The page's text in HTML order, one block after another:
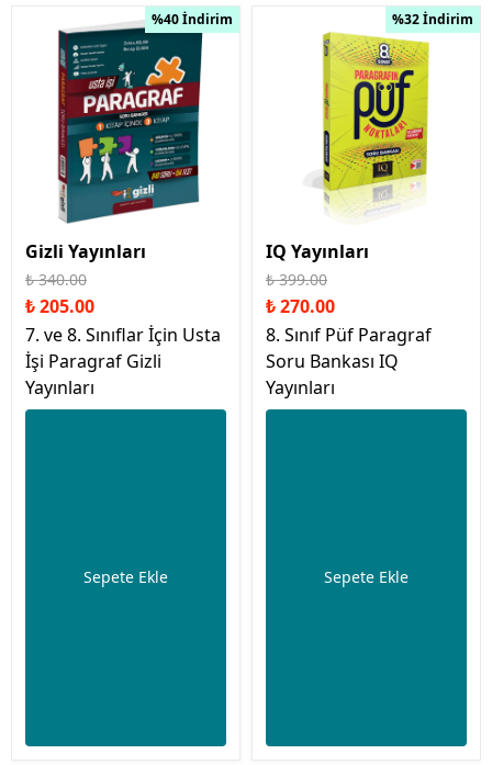
%40 İndirim
Gizli Yayınları
₺ 340.00
₺ 205.00
7. ve 8. Sınıflar İçin Usta
İşi Paragraf Gizli
Yayınları
Sepete Ekle
%32 İndirim
IQ Yayınları
₺ 399.00
₺ 270.00
8. Sınıf Püf Paragraf
Soru Bankası IQ
Yayınları
Sepete Ekle